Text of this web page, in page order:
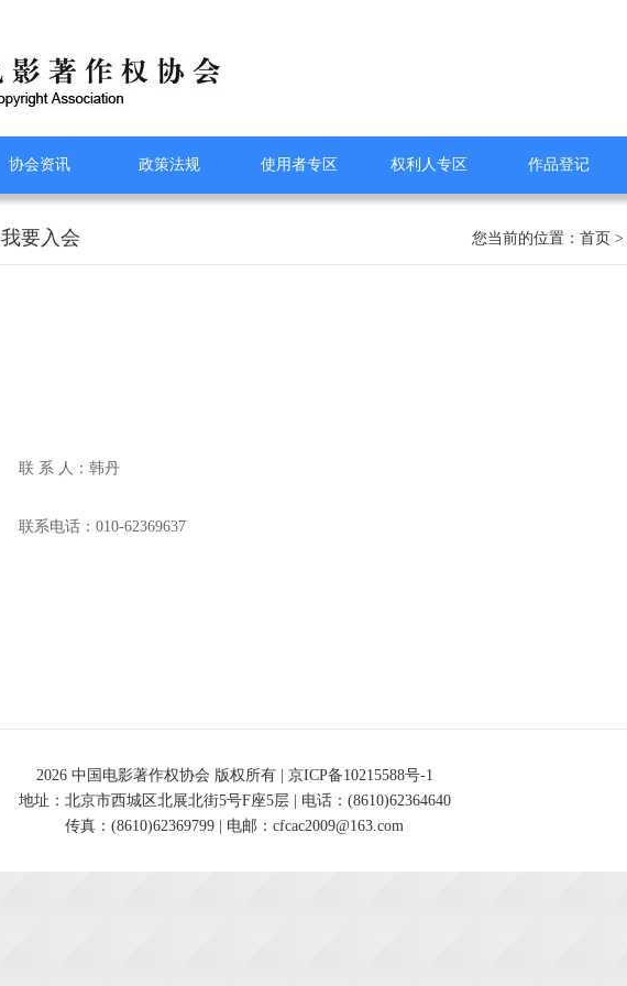
协会资讯 政策法规 使用者专区 权利人专区 作品登记
您当前的位置： 首页 >
我要入会
联 系 人：韩丹
联系电话：010-62369637
2026 中国电影著作权协会 版权所有 | 京ICP备10215588号-1
地址：北京市西城区北展北街5号F座5层 | 电话：(8610)62364640
传真：(8610)62369799 | 电邮：cfcac2009@163.com